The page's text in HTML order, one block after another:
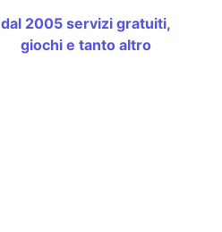
dal 2005 servizi gratuiti,
giochi e tanto altro